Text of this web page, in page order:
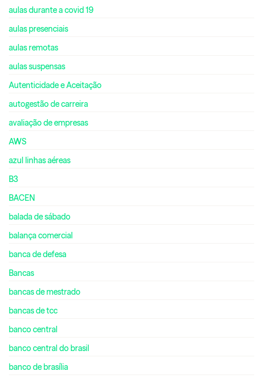
aulas durante a covid 19
aulas presenciais
aulas remotas
aulas suspensas
Autenticidade e Aceitação
autogestão de carreira
avaliação de empresas
AWS
azul linhas aéreas
B3
BACEN
balada de sábado
balança comercial
banca de defesa
Bancas
bancas de mestrado
bancas de tcc
banco central
banco central do brasil
banco de brasília